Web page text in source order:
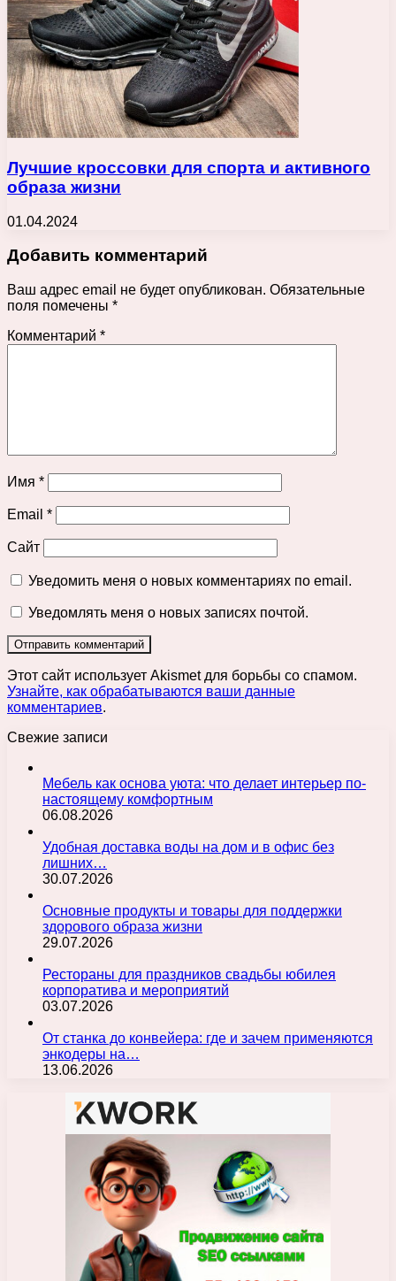
Лучшие кроссовки для спорта и активного
образа жизни
01.04.2024
Добавить комментарий
Ваш адрес email не будет опубликован. Обязательные
поля помечены *
Комментарий *
Имя *
Email *
Сайт
Уведомить меня о новых комментариях по email.
Уведомлять меня о новых записях почтой.
Этот сайт использует Akismet для борьбы со спамом.
Узнайте, как обрабатываются ваши данные
комментариев.
Свежие записи
Мебель как основа уюта: что делает интерьер по-
настоящему комфортным
06.08.2026
Удобная доставка воды на дом и в офис без
лишних…
30.07.2026
Основные продукты и товары для поддержки
здорового образа жизни
29.07.2026
Рестораны для праздников свадьбы юбилея
корпоратива и мероприятий
03.07.2026
От станка до конвейера: где и зачем применяются
энкодеры на…
13.06.2026